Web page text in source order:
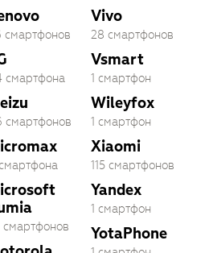
смартфонов
смартфона
смартфонов
смартфонов
Vivo
28 смартфонов
Vsmart
1 смартфон
Wileyfox
1 смартфон
Xiaomi
115 смартфонов
Yandex
1 смартфон
YotaPhone